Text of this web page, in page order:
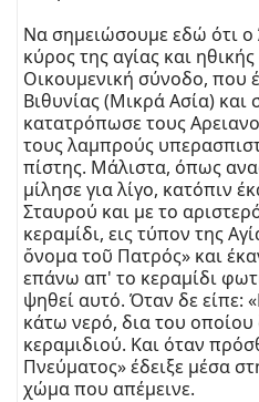
Να σημειώσουμε εδώ ότι ο
κύρος της αγίας και
Οικουμενική σύνοδο, που
Βιθυνίας (Μικρά Ασία) και
κατατρόπωσε τους
τους λαμπρούς
πίστης. Μάλιστα, όπως
μίλησε για λίγο, κατόπιν
Σταυρού και με το
κεραμίδι, εις τύπον της
ὄνομα τοῦ Πατρός» και
επάνω απ' το κεραμίδι
ψηθεί αυτό. Όταν δε είπε:
κάτω νερό, δια του
κεραμιδιού. Και όταν
Πνεύματος» έδειξε μέσα
χώμα που απέμεινε.